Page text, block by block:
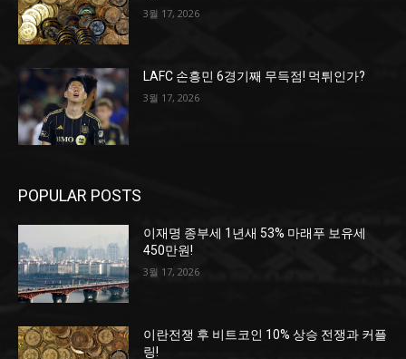
3월 17, 2026
LAFC 손흥민 6경기째 무득점! 먹튀인가?
3월 17, 2026
POPULAR POSTS
이재명 종부세 1년새 53% 마래푸 보유세
450만원!
3월 17, 2026
이란전쟁 후 비트코인 10% 상승 전쟁과 커플
링!